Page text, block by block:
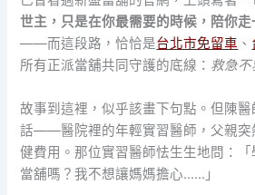
世主，只是在你最需要的時候，陪你走
——而這段路，恰恰是台北市免留車 、
所有正派當舖共同守護的底線： 救急不
故事到這裡，似乎該畫下句點。但陳
話——醫院裡的年輕實習醫師，父親突
健費用。那位實習醫師怯生生地問：
當舖嗎？我不想讓媽媽擔心……」